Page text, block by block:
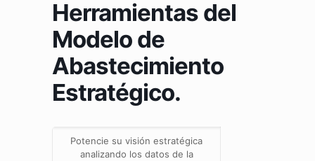
Herramientas del
Modelo de
Abastecimiento
Estratégico.
Potencie su visión estratégica
analizando los datos de la